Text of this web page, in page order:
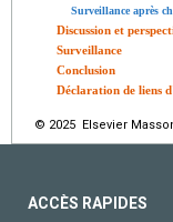
Surveillance après
Discussion et
Surveillance
Conclusion
Déclaration de liens
© 2025 Elsevier
ACCÈS RAPIDES